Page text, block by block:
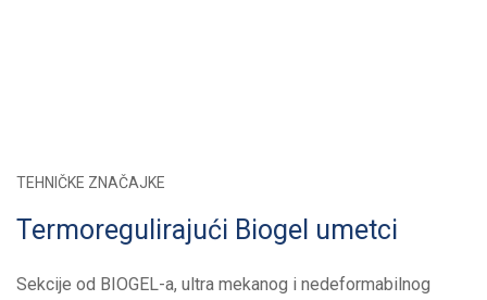
TEHNIČKE ZNAČAJKE
Termoregulirajući Biogel umetci
Sekcije od BIOGEL-a, ultra mekanog i nedeformabilnog